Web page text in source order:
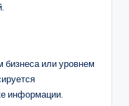
бизнеса или уровнем
информации.